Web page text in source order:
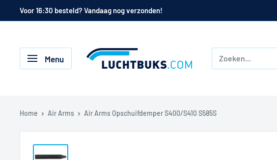
de
Voor 16:30 besteld? Vandaag nog verzonden!
Menu Luchtbuks.com
Home Air Arms Air Arms Opschuifdemper S400/S410 S585S